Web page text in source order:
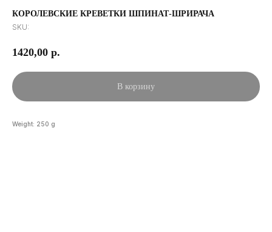
КОРОЛЕВСКИЕ КРЕВЕТКИ ШПИНАТ-ШРИРАЧА
SKU:
1420,00 р.
В корзину
Weight: 250 g